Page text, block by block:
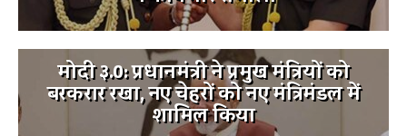
मोदी ३.0: प्रधानमंत्री ने प्रमुख मंत्रियों को
बरकरार रखा, नए चेहरों को नए मंत्रिमंडल में
शामिल किया